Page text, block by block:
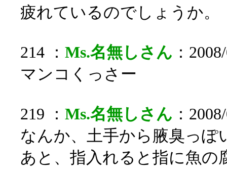
疲れているのでしょうか。
214 ： Ms.名無しさん ：
マンコくっさー
219 ： Ms.名無しさん ：
なんか、土手から腋臭っぽ
あと、指入れると指に魚の